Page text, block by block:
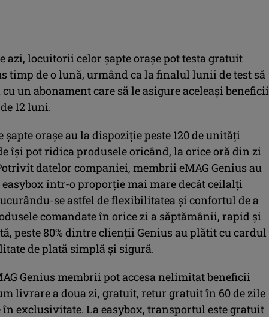
azi, locuitorii celor șapte orașe pot testa gratuit
timp de o lună, urmând ca la finalul lunii de test să
un abonament care să le asigure aceleași beneficii
12 luni.
orașe au la dispoziție peste 120 de unități
își pot ridica produsele oricând, la orice oră din zi
datelor companiei, membrii eMAG Genius au
într-o proporție mai mare decât ceilalți
se astfel de flexibilitatea și confortul de a
comandate în orice zi a săptămânii, rapid și
peste 80% dintre clienții Genius au plătit cu cardul
de plată simplă și sigură.
Genius membrii pot accesa nelimitat beneficii
livrare a doua zi, gratuit, retur gratuit în 60 de zile
în exclusivitate. La easybox, transportul este gratuit